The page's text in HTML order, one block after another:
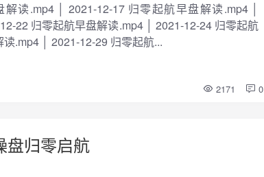
读.mp4 │ 2021-12-17 归零起航早盘解读.mp4 │
22 归零起航早盘解读.mp4 │ 2021-12-24 归零起航
.mp4 │ 2021-12-29 归零起航...
2171 0
盘归零启航